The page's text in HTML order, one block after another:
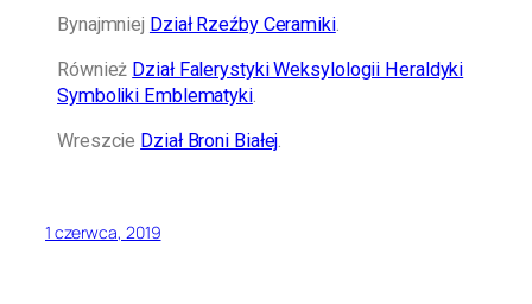
Bynajmniej Dział Rzeźby Ceramiki.
Również Dział Falerystyki Weksylologii Heraldyki
Symboliki Emblematyki.
Wreszcie Dział Broni Białej.
1 czerwca, 2019